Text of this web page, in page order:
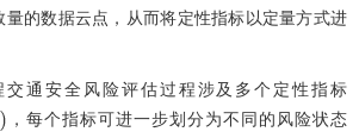
的数据云点，从而将定性指标以定量方式进
通安全风险评估过程涉及多个定性指标
，每个指标可进一步划分为不同的风险状态